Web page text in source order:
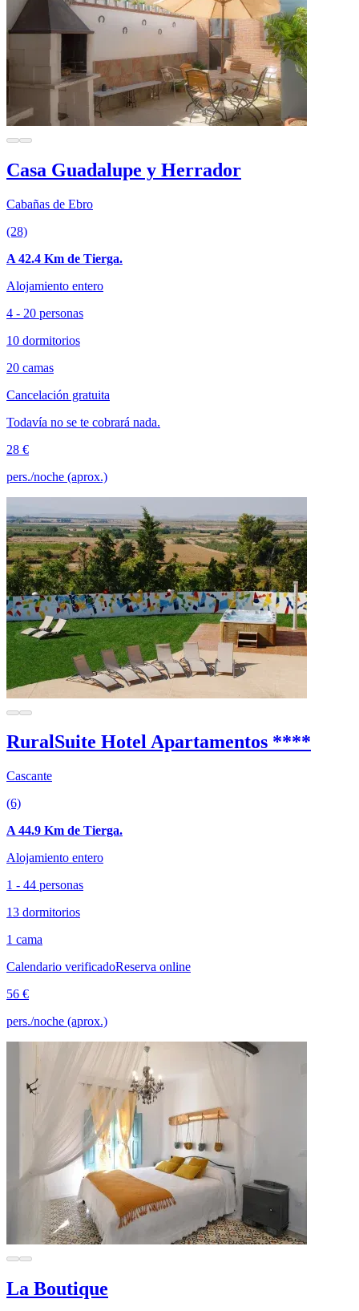
Casa Guadalupe y Herrador
Cabañas de Ebro
(28)
A 42.4 Km de Tierga.
Alojamiento entero
4 - 20 personas
10 dormitorios
20 camas
Cancelación gratuita
Todavía no se te cobrará nada.
28 €
pers./noche (aprox.)
RuralSuite Hotel Apartamentos ****
Cascante
(6)
A 44.9 Km de Tierga.
Alojamiento entero
1 - 44 personas
13 dormitorios
1 cama
Calendario verificadoReserva online
56 €
pers./noche (aprox.)
La Boutique